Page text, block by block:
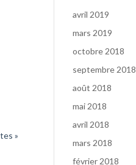
»
avril 2019
mars 2019
octobre 2018
septembre 2018
août 2018
mai 2018
avril 2018
mars 2018
février 2018